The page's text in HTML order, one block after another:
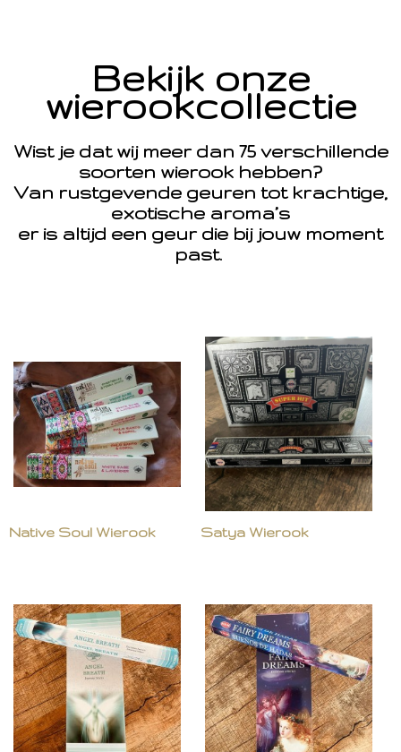
Bekijk onze
wierookcollectie
Wist je dat wij meer dan 75 verschillende
soorten wierook hebben?
Van rustgevende geuren tot krachtige,
exotische aroma’s
er is altijd een geur die bij jouw moment
past.
Native Soul Wierook Satya Wierook